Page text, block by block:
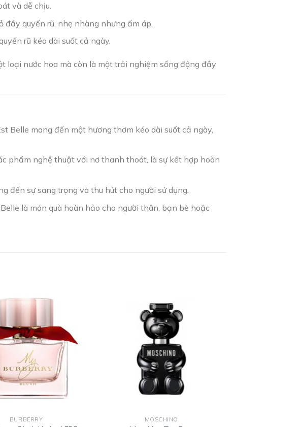
và dễ chịu.
đầy quyến rũ, nhẹ nhàng nhưng ấm áp.
rũ kéo dài suốt cả ngày.
loại nước hoa mà còn là một trải nghiệm sống động đầy
Belle mang đến một hương thơm kéo dài suốt cả ngày,
phẩm nghệ thuật với nơ thanh thoát, là sự kết hợp hoàn
đến sự sang trọng và thu hút cho người sử dụng.
là món quà hoàn hảo cho người thân, bạn bè hoặc
Add to
wishlist
BURBERRY MOSCHINO